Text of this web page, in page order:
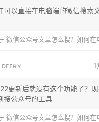
可以直接在电脑端的微信搜索
微信公众号文章怎么搜？如何在电脑上搜索公众号
ᴅᴇᴇʀʏ 1
更新后就没有这个功能了？
搜公众号的工具
微信公众号文章怎么搜？如何在电脑上搜索公众号